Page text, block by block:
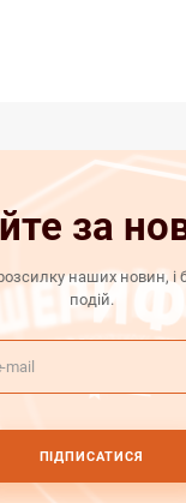
за
наших новин, і
подій.
ПІДПИСАТИСЯ